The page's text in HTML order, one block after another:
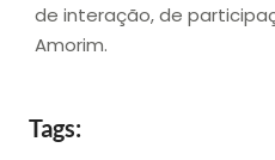
de interação, de
Amorim.
Tags: